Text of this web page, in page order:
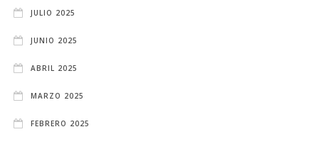
JULIO 2025
JUNIO 2025
ABRIL 2025
MARZO 2025
FEBRERO 2025